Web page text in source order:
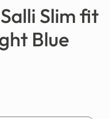
Slim fit
Blue